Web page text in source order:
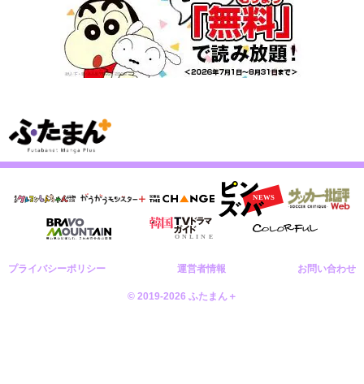
プライバシーポリシー 運営者情報 お問い合わせ
© 2019-2026 ふたまん＋